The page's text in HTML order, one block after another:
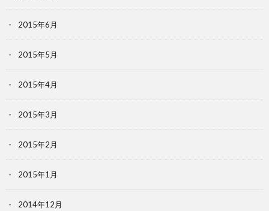
2015年6月
2015年5月
2015年4月
2015年3月
2015年2月
2015年1月
2014年12月